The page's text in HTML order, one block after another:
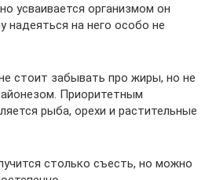
усваивается организмом он
надеяться на него особо не
стоит забывать про жиры, но не
Приоритетным
рыба, орехи и растительные
столько съесть, но можно